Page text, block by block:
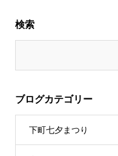
検索
ブログカテゴリー
下町七夕まつり